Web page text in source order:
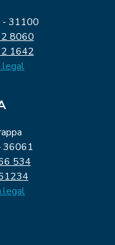
- 31100
8060
1642
36061
534